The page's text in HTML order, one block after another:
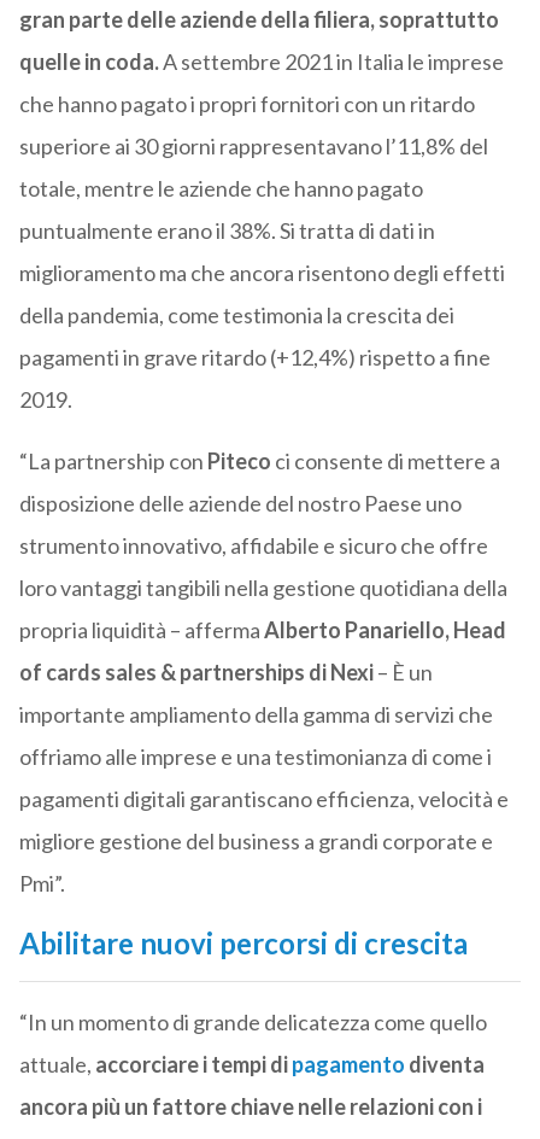
gran parte delle aziende della filiera, soprattutto
quelle in coda.A settembre 2021 in Italia le imprese
che hanno pagato i propri fornitori con un ritardo
superiore ai 30 giorni rappresentavano l’11,8% del
totale, mentre le aziende che hanno pagato
puntualmente erano il 38%. Si tratta di dati in
miglioramento ma che ancora risentono degli effetti
della pandemia, come testimonia la crescita dei
pagamenti in grave ritardo (+12,4%) rispetto a fine
2019.
“La partnership con Piteco ci consente di mettere a
disposizione delle aziende del nostro Paese uno
strumento innovativo, affidabile e sicuro che offre
loro vantaggi tangibili nella gestione quotidiana della
propria liquidità – affermaAlberto Panariello, Head
of cards sales & partnerships di Nexi– È un
importante ampliamento della gamma di servizi che
offriamo alle imprese e una testimonianza di come i
pagamenti digitali garantiscano efficienza, velocità e
migliore gestione del business a grandi corporate e
Pmi”.
Abilitare nuovi percorsi di crescita
“In un momento di grande delicatezza come quello
attuale, accorciare i tempi dipagamento diventa
ancora più un fattore chiave nelle relazioni con i